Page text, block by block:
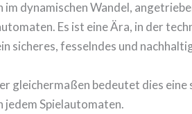
dynamischen Wandel,
Es ist eine Ära, in der
sicheres, fesselndes und
gleichermaßen bedeutet dies
Spielautomaten.